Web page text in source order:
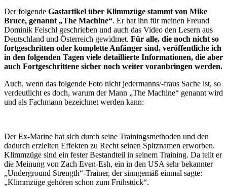
Der folgende Gastartikel über Klimmzüge stammt von Mike
Bruce, genannt „The Machine“. Er hat ihn für meinen Freund
Dominik Feischl geschrieben und auch das Video den Lesern aus
Deutschland und Österreich gewidmet. Für alle, die noch nicht so
fortgeschritten oder komplette Anfänger sind, veröffentliche ich
in den folgenden Tagen viele detaillierte Informationen, die aber
auch Fortgeschrittene sicher noch weiter voranbringen werden.
Auch, wenn das folgende Foto nicht jedermanns/-fraus Sache ist, so
verdeutlicht es doch, warum der Mann „The Machine“ genannt wird
und als Fachmann bezeichnet werden kann:
Der Ex-Marine hat sich durch seine Trainingsmethoden und den
dadurch erzielten Effekten zu Recht seinen Spitznamen erworben.
Klimmzüge sind ein fester Bestandteil in seinem Training. Da teilt er
die Meinung von Zach Even-Esh, ein in den USA sehr bekannter
„Underground Strength“-Trainer, der sinngemäß einmal sagte:
„Klimmzüge gehören schon zum Frühstück“.